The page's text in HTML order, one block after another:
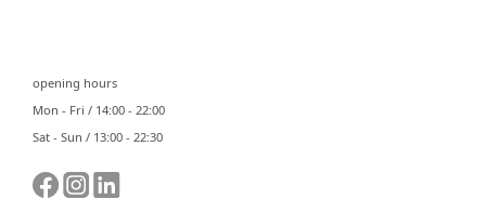
opening hours
Mon - Fri / 14:00 - 22:00
Sat - Sun / 13:00 - 22:30